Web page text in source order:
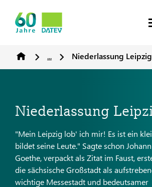
... Niederlassung Leipzig
Niederlassung
"Mein Leipzig lob' ich mir! Es ist ein
bildet seine Leute." Sagte schon
Goethe, verpackt als Zitat im Faust,
die sächsische Großstadt als
wichtige Messestadt und bedeutsamer